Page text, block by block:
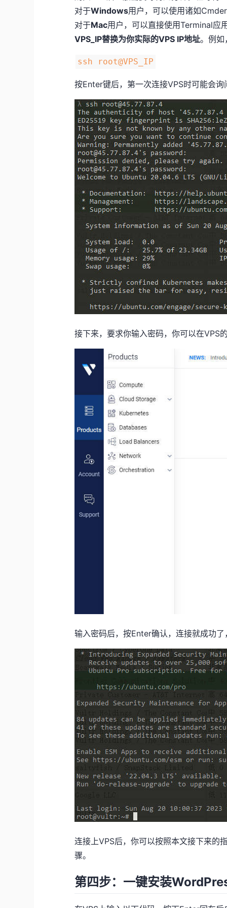
对于Windows用户，可以使用诸如
对于Mac用户，可以直接使用Terminal应
VPS_IP替换为你实际的VPS IP地址。例
ssh root@VPS_IP
按Enter键后，第一次连接VPS时可能会
接下来，要求你输入密码，你可以在VPS
输入密码后，按Enter确认，连接就成功
连接上VPS后，你可以按照本文接下来的
骤。
第四步：一键安装